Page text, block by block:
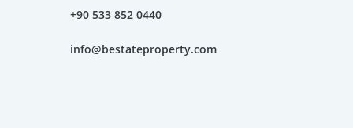
+90 533 852 0440
info@bestateproperty.com